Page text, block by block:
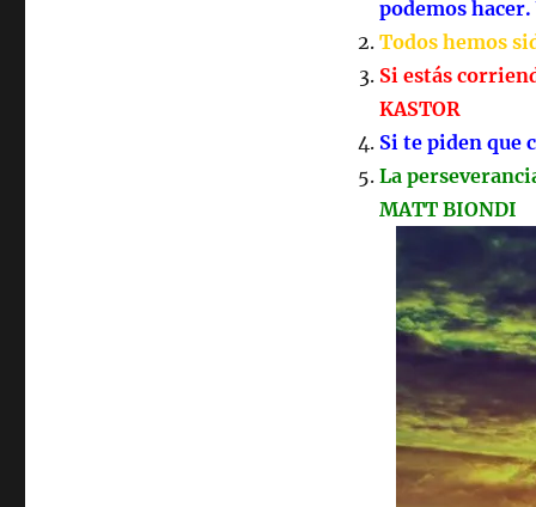
podemos hacer.
Todos hemos
Si estás
KASTOR
Si te piden que
La
MATT BIONDI